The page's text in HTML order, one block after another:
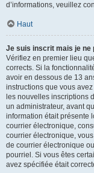
d’informations, veuillez
Haut
Je suis inscrit mais je ne
Vérifiez en premier lieu
corrects. Si la
avoir en dessous de 13
instructions que vous
les nouvelles inscriptions
un administrateur, avant
information était présente
courrier électronique,
courrier électronique,
de courrier électronique
pourriel. Si vous êtes
avez spécifiée était